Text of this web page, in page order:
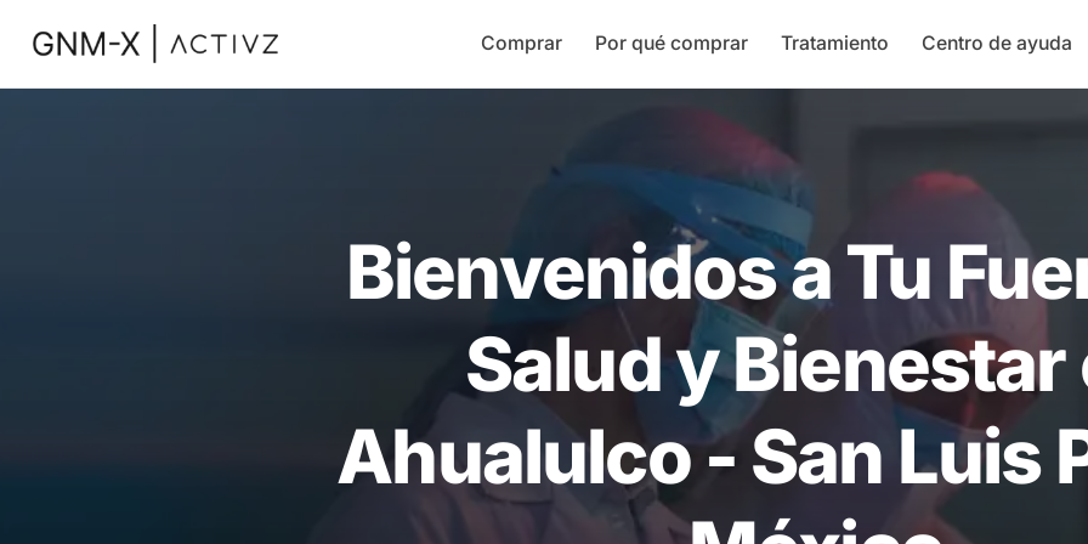
Comprar Por qué comprar Tratamiento Centro de ayuda
Bienvenidos a Tu
Salud y Bienestar
Ahualulco - San Luis